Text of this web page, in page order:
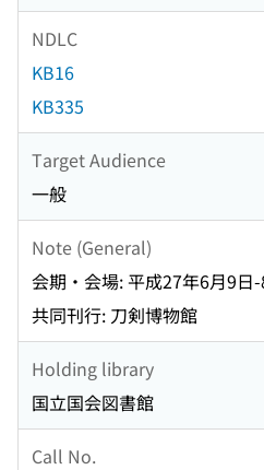
NDLC
KB16
KB335
Target Audience
一般
Note (General)
会期・会場: 平成27年6月9日
共同刊行: 刀剣博物館
Holding library
国立国会図書館
Call No.